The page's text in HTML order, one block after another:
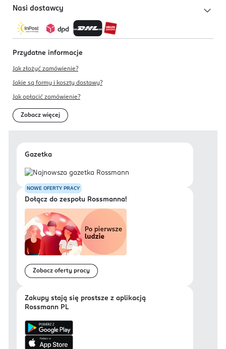
Nasi dostawcy
Przydatne informacje
Jak złożyć zamówienie?
Jakie są formy i koszty dostawy?
Jak opłacić zamówienie?
Zobacz więcej
Gazetka
NOWE OFERTY PRACY
Dołącz do zespołu Rossmanna!
Zobacz oferty pracy
Zakupy stają się prostsze z aplikacją
Rossmann PL